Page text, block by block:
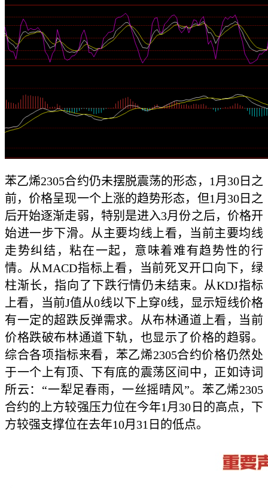
苯乙烯2305合约仍未摆脱震荡的形态，1月30日之
前，价格呈现一个上涨的趋势形态，但1月30日之
后开始逐渐走弱，特别是进入3月份之后，价格开
始进一步下滑。从主要均线上看，当前主要均线
走势纠结，粘在一起，意味着难有趋势性的行
情。从MACD指标上看，当前死叉开口向下，绿
柱渐长，指向了下跌行情仍未结束。从KDJ指标
上看，当前J值从0线以下上穿0线，显示短线价格
有一定的超跌反弹需求。从布林通道上看，当前
价格跌破布林通道下轨，也显示了价格的趋弱。
综合各项指标来看，苯乙烯2305合约价格仍然处
于一个上有顶、下有底的震荡区间中，正如诗词
所云：“一犁足春雨，一丝摇晴风”。苯乙烯2305
合约的上方较强压力位在今年1月30日的高点，下
方较强支撑位在去年10月31日的低点。